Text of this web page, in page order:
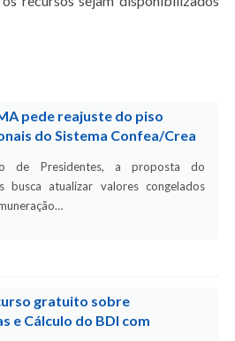
pede reajuste do piso
do Sistema Confea/Crea
de Presidentes, a proposta do
busca atualizar valores congelados
gratuito sobre
e Cálculo do BDI com